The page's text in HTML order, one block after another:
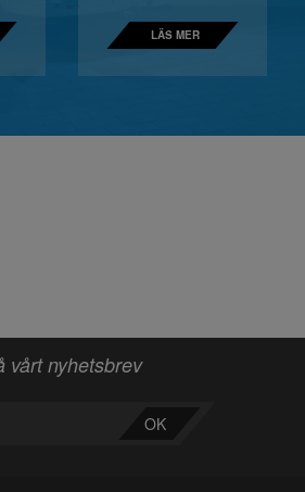
LÄS MER
vårt nyhetsbrev
OK